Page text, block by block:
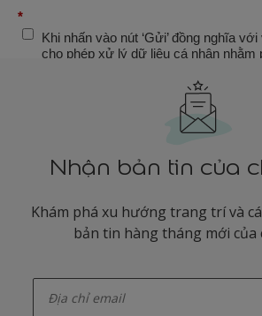
Nhận bản tin của
Khám phá xu hướng trang trí và
bản tin hàng tháng mới của